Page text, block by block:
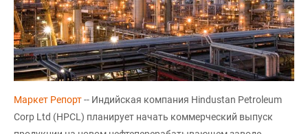
Маркет Репорт-- Индийская компания Hindustan Petroleum
Corp Ltd (HPCL) планирует начать коммерческий выпуск